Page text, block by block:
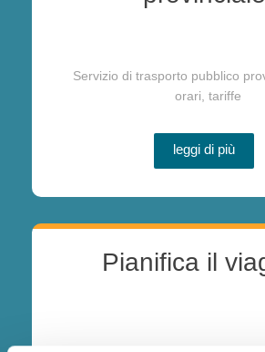
Servizio di trasporto pubblico
orari, tariffe
leggi di più
Pianifica il